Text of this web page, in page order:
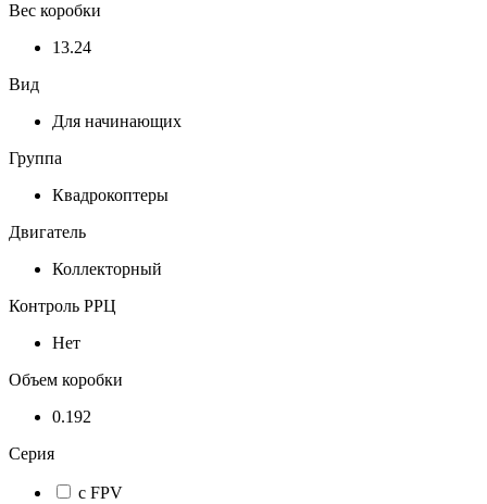
Вес коробки
13.24
Вид
Для начинающих
Группа
Квадрокоптеры
Двигатель
Коллекторный
Контроль РРЦ
Нет
Объем коробки
0.192
Серия
с FPV